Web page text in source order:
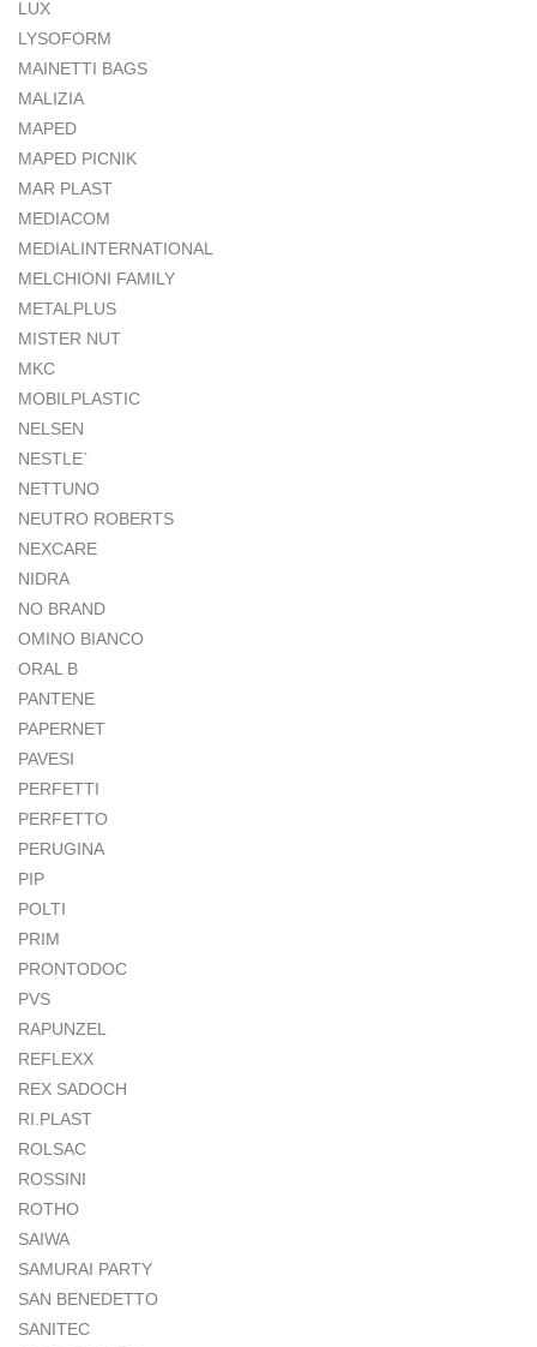
LUX
LYSOFORM
MAINETTI BAGS
MALIZIA
MAPED
MAPED PICNIK
MAR PLAST
MEDIACOM
MEDIALINTERNATIONAL
MELCHIONI FAMILY
METALPLUS
MISTER NUT
MKC
MOBILPLASTIC
NELSEN
NESTLE`
NETTUNO
NEUTRO ROBERTS
NEXCARE
NIDRA
NO BRAND
OMINO BIANCO
ORAL B
PANTENE
PAPERNET
PAVESI
PERFETTI
PERFETTO
PERUGINA
PIP
POLTI
PRIM
PRONTODOC
PVS
RAPUNZEL
REFLEXX
REX SADOCH
RI.PLAST
ROLSAC
ROSSINI
ROTHO
SAIWA
SAMURAI PARTY
SAN BENEDETTO
SANITEC